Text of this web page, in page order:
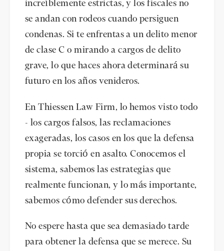
increíblemente estrictas, y los fiscales no
se andan con rodeos cuando persiguen
condenas. Si te enfrentas a un delito menor
de clase C o mirando a cargos de delito
grave, lo que haces ahora determinará su
futuro en los años venideros.
En Thiessen Law Firm, lo hemos visto todo
- los cargos falsos, las reclamaciones
exageradas, los casos en los que la defensa
propia se torció en asalto. Conocemos el
sistema, sabemos las estrategias que
realmente funcionan, y lo más importante,
sabemos cómo defender sus derechos.
No espere hasta que sea demasiado tarde
para obtener la defensa que se merece. Su